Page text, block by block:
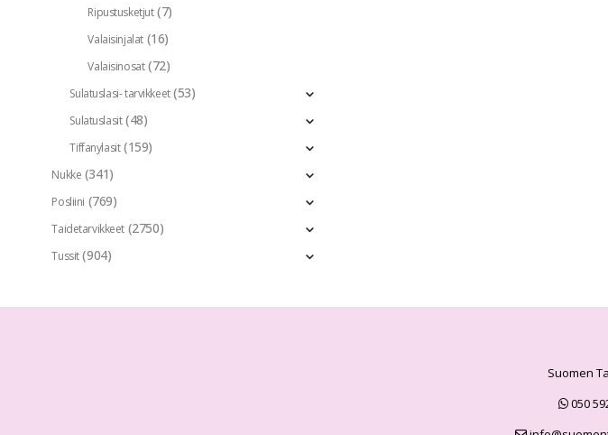
Ripustusketjut (7)
Valaisinjalat (16)
Valaisinosat (72)
Sulatuslasi- tarvikkeet (53)
Sulatuslasit (48)
Tiffanylasit (159)
Nukke (341)
Posliini (769)
Taidetarvikkeet (2750)
Tussit (904)
Suomen
050